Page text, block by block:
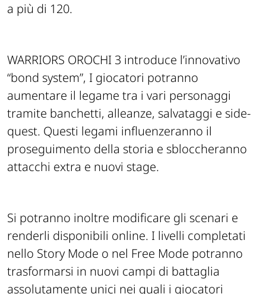
a più di 120.
WARRIORS OROCHI 3 introduce l’innovativo
“bond system”, I giocatori potranno
aumentare il legame tra i vari personaggi
tramite banchetti, alleanze, salvataggi e side-
quest. Questi legami influenzeranno il
proseguimento della storia e sbloccheranno
attacchi extra e nuovi stage.
Si potranno inoltre modificare gli scenari e
renderli disponibili online. I livelli completati
nello Story Mode o nel Free Mode potranno
trasformarsi in nuovi campi di battaglia
assolutamente unici nei quali i giocatori